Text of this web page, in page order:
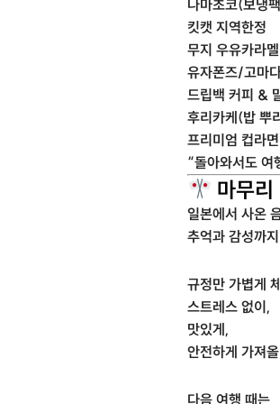
나마초코(보냉
킷캣 지역한정
무지 우유카라
유자폰즈/고마
드립백 커피 &
후리카케(밥 뿌
프리미엄 컵라
“돌아와서도 여
마무리
일본에서 사온
추억과 감성까
규정만 가볍게
스트레스 없이,
맛있게,
안전하게 가져
다음 여행 때는